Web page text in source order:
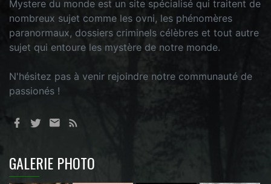
Mystere du monde est un site spécialisé qui traitent de
nombreux sujet comme les ovni, les phénomères
paranormaux, dossiers criminels célèbres et tout autre
sujet qui entoure les mystère de notre monde.
N'hésitez pas à venir rejoindre notre communauté de
passionés !
GALERIE PHOTO